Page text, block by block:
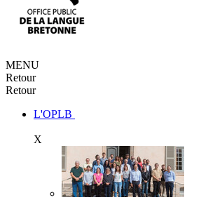
MENU
Retour
Retour
L'OPLB
X